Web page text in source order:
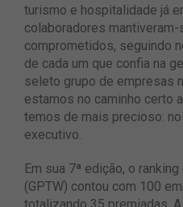
turismo e hospitalidade já
colaboradores
comprometidos, seguindo
de cada um que confia na
seleto grupo de empresas
estamos no caminho certo
temos de mais precioso:
executivo.
Em sua 7ª edição, o
(GPTW) contou com 100